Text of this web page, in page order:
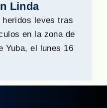
Linda
heridos leves tras
en la zona de
Yuba, el lunes 16